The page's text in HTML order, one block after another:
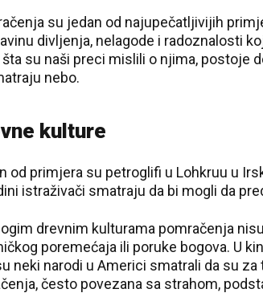
su jedan od najupečatljivijih
divljenja, nelagode i radoznalosti
su naši preci mislili o njima, postoje
nebo.
kulture
od primjera su petroglifi u Lohkruu u
istraživači smatraju da bi mogli da
drevnim kulturama pomračenja
poremećaja ili poruke bogova. U
neki narodi u Americi smatrali da su
često povezana sa strahom,